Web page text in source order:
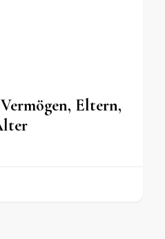
Eltern,